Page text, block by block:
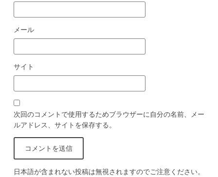
メール
サイト
次回のコメントで使用するためブラウザーに自分の名前、メー
ルアドレス、サイトを保存する。
日本語が含まれない投稿は無視されますのでご注意ください。